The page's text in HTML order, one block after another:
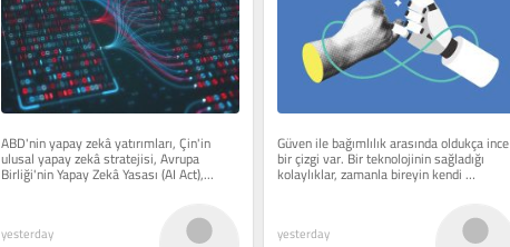
ABD'nin yapay zekâ yatırımları, Çin'in
ulusal yapay zekâ stratejisi, Avrupa
Birliği'nin Yapay Zekâ Yasası (AI Act),...
yesterday
Güven ile bağımlılık arasında oldukça ince
bir çizgi var. Bir teknolojinin sağladığı
kolaylıklar, zamanla bireyin kendi
düşünme ve...
yesterday